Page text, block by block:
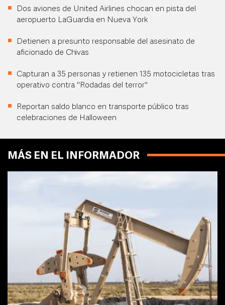
Dos aviones de United Airlines chocan en pista del
aeropuerto LaGuardia en Nueva York
Detienen a presunto responsable del asesinato de
aficionado de Chivas
Capturan a 35 personas y retienen 135 motocicletas tras
operativo contra "Rodadas del terror"
Reportan saldo blanco en transporte público tras
celebraciones de Halloween
MÁS EN EL INFORMADOR